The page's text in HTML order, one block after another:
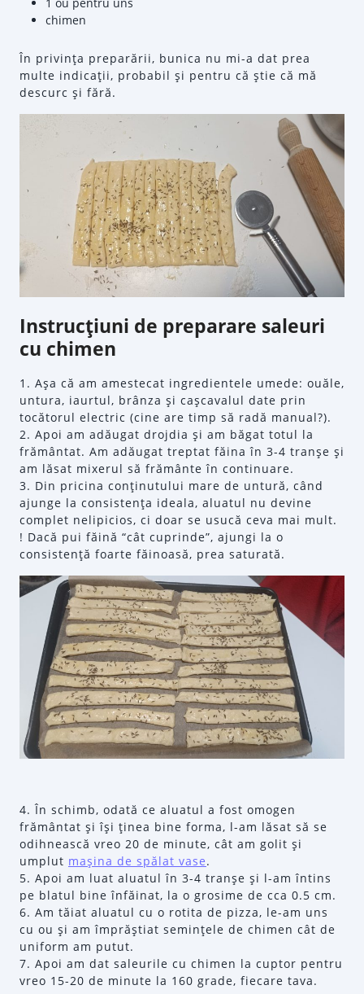
chimen
În privinţa preparării, bunica nu mi-a dat prea
multe indicaţii, probabil şi pentru că ştie că mă
descurc şi fără.
Instrucţiuni de preparare saleuri
cu chimen
1. Aşa că am amestecat ingredientele umede: ouăle,
untura, iaurtul, brânza şi caşcavalul date prin
tocătorul electric (cine are timp să radă manual?).
2. Apoi am adăugat drojdia şi am băgat totul la
frământat. Am adăugat treptat făina în 3-4 tranşe şi
am lăsat mixerul să frământe în continuare.
3. Din pricina conţinutului mare de untură, când
ajunge la consistenţa ideala, aluatul nu devine
complet nelipicios, ci doar se usucă ceva mai mult.
! Dacă pui făină “cât cuprinde”, ajungi la o
consistenţă foarte făinoasă, prea saturată.
4. În schimb, odată ce aluatul a fost omogen
frământat şi îşi ţinea bine forma, l-am lăsat să se
odihnească vreo 20 de minute, cât am golit şi
umplut maşina de spălat vase.
5. Apoi am luat aluatul în 3-4 tranşe şi l-am întins
pe blatul bine înfăinat, la o grosime de cca 0.5 cm.
6. Am tăiat aluatul cu o rotita de pizza, le-am uns
cu ou şi am împrăştiat seminţele de chimen cât de
uniform am putut.
7. Apoi am dat saleurile cu chimen la cuptor pentru
vreo 15-20 de minute la 160 grade, fiecare tava.